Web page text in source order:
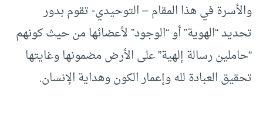
والأسرة في هذا المقام – التوحيدي- تقوم بدور
تحديد “الهوية” أو “الوجود” لأعضائها من حيث كونهم
“حاملين رسالة إلهية” على الأرض مضمونها وغايتها
تحقيق العبادة لله وإعمار الكون وهداية الإنسان.